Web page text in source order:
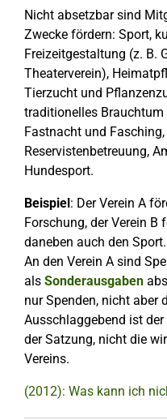
Nicht absetzbar sind
Zwecke fördern: Sport,
Freizeitgestaltung (z. B.
Theaterverein),
Tierzucht und
traditionelles
Fastnacht und
Reservistenbetreuung,
Hundesport.
Beispiel: Der Verein A
Forschung, der Verein B
daneben auch den Sport.
An den Verein A sind
als Sonderausgaben
nur Spenden, nicht aber
Ausschlaggebend ist
der Satzung, nicht die
Vereins.
(2012): Was kann ich